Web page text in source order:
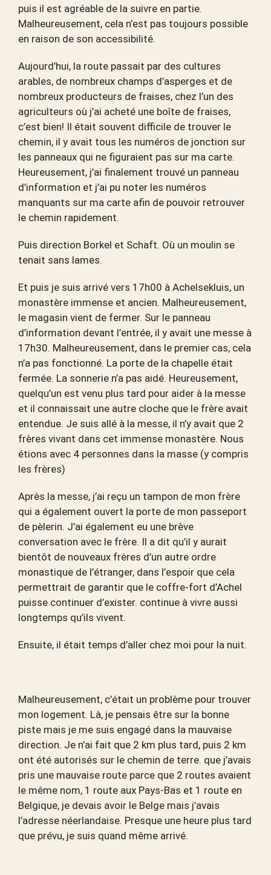
puis il est agréable de la suivre en partie.
Malheureusement, cela n’est pas toujours possible
en raison de son accessibilité.
Aujourd’hui, la route passait par des cultures
arables, de nombreux champs d’asperges et de
nombreux producteurs de fraises, chez l’un des
agriculteurs où j’ai acheté une boîte de fraises,
c’est bien! Il était souvent difficile de trouver le
chemin, il y avait tous les numéros de jonction sur
les panneaux qui ne figuraient pas sur ma carte.
Heureusement, j’ai finalement trouvé un panneau
d’information et j’ai pu noter les numéros
manquants sur ma carte afin de pouvoir retrouver
le chemin rapidement.
Puis direction Borkel et Schaft. Où un moulin se
tenait sans lames.
Et puis je suis arrivé vers 17h00 à Achelsekluis, un
monastère immense et ancien. Malheureusement,
le magasin vient de fermer. Sur le panneau
d’information devant l’entrée, il y avait une messe à
17h30. Malheureusement, dans le premier cas, cela
n’a pas fonctionné. La porte de la chapelle était
fermée. La sonnerie n’a pas aidé. Heureusement,
quelqu’un est venu plus tard pour aider à la messe
et il connaissait une autre cloche que le frère avait
entendue. Je suis allé à la messe, il n’y avait que 2
frères vivant dans cet immense monastère. Nous
étions avec 4 personnes dans la masse (y compris
les frères)
Après la messe, j’ai reçu un tampon de mon frère
qui a également ouvert la porte de mon passeport
de pèlerin. J’ai également eu une brève
conversation avec le frère. Il a dit qu’il y aurait
bientôt de nouveaux frères d’un autre ordre
monastique de l’étranger, dans l’espoir que cela
permettrait de garantir que le coffre-fort d’Achel
puisse continuer d’exister. continue à vivre aussi
longtemps qu’ils vivent.
Ensuite, il était temps d’aller chez moi pour la nuit.
Malheureusement, c’était un problème pour trouver
mon logement. Là, je pensais être sur la bonne
piste mais je me suis engagé dans la mauvaise
direction. Je n’ai fait que 2 km plus tard, puis 2 km
ont été autorisés sur le chemin de terre. que j’avais
pris une mauvaise route parce que 2 routes avaient
le même nom, 1 route aux Pays-Bas et 1 route en
Belgique, je devais avoir le Belge mais j’avais
l’adresse néerlandaise. Presque une heure plus tard
que prévu, je suis quand même arrivé.